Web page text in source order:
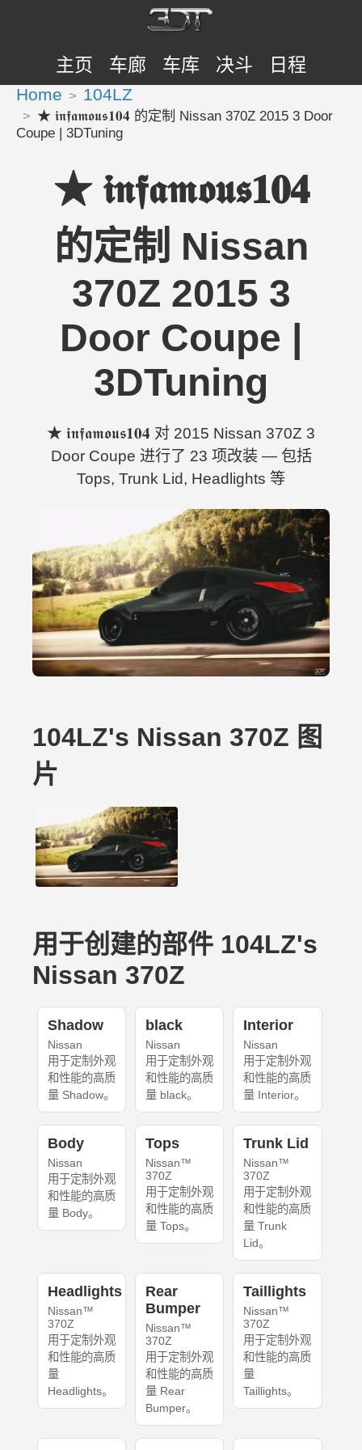
主页 车廊 车库 决斗 日程
Home 104LZ
★ 𝖎𝖓𝖋𝖆𝖒𝖔𝖚𝖘𝟏𝟎𝟒 的定制 Nissan 370Z 2015 3 Door
Coupe | 3DTuning
★ 𝖎𝖓𝖋𝖆𝖒𝖔𝖚𝖘𝟏𝟎𝟒
的定制 Nissan
370Z 2015 3
Door Coupe |
3DTuning
★ 𝖎𝖓𝖋𝖆𝖒𝖔𝖚𝖘𝟏𝟎𝟒 对 2015 Nissan 370Z 3
Door Coupe 进行了 23 项改装 — 包括
Tops, Trunk Lid, Headlights 等
104LZ's Nissan 370Z 图
片
用于创建的部件 104LZ's
Nissan 370Z
Shadow
Nissan
用于定制外观
和性能的高质
量 Shadow。
black
Nissan
用于定制外观
和性能的高质
量 black。
Interior
Nissan
用于定制外观
和性能的高质
量 Interior。
Body
Nissan
用于定制外观
和性能的高质
量 Body。
Tops
Nissan™
370Z
用于定制外观
和性能的高质
量 Tops。
Trunk Lid
Nissan™
370Z
用于定制外观
和性能的高质
量 Trunk
Lid。
Headlights
Nissan™
370Z
用于定制外观
和性能的高质
量
Headlights。
Rear
Bumper
Nissan™
370Z
用于定制外观
和性能的高质
量 Rear
Bumper。
Taillights
Nissan™
370Z
用于定制外观
和性能的高质
量
Taillights。